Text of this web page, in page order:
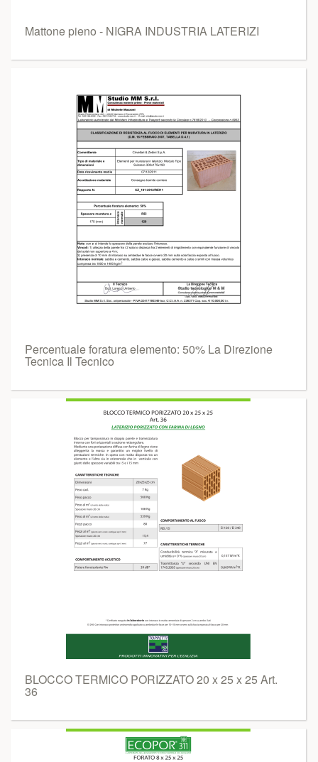
Mattone pieno - NIGRA INDUSTRIA LATERIZI
Percentuale foratura elemento: 50% La Direzione
Tecnica Il Tecnico
BLOCCO TERMICO PORIZZATO 20 x 25 x 25 Art.
36